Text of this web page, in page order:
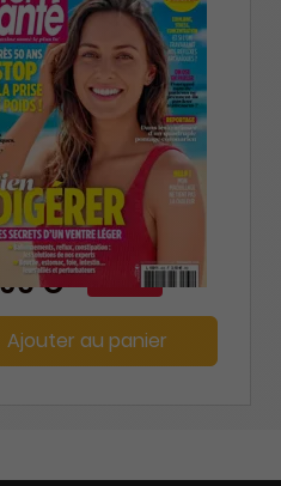
€ -1%
Ajouter au panier